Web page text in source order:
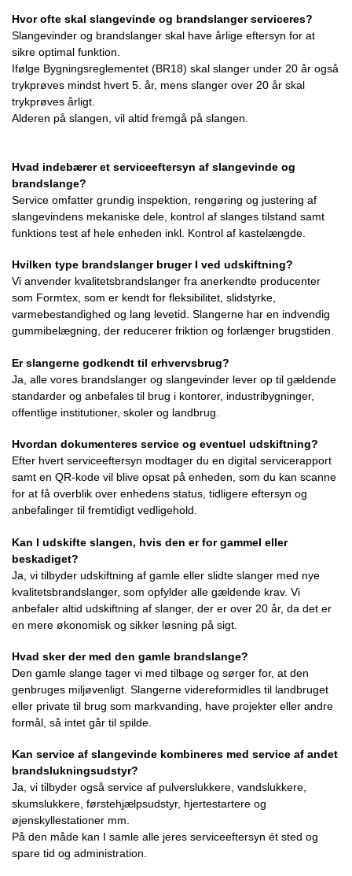
Hvor ofte skal slangevinde og brandslanger serviceres?
Slangevinder og brandslanger skal have årlige eftersyn for at
sikre optimal funktion.
Ifølge Bygningsreglementet (BR18) skal slanger under 20 år også
trykprøves mindst hvert 5. år, mens slanger over 20 år skal
trykprøves årligt.
Alderen på slangen, vil altid fremgå på slangen.
Hvad indebærer et serviceeftersyn af slangevinde og
brandslange?
Service omfatter grundig inspektion, rengøring og justering af
slangevindens mekaniske dele, kontrol af slanges tilstand samt
funktions test af hele enheden inkl. Kontrol af kastelængde.
Hvilken type brandslanger bruger I ved udskiftning?
Vi anvender kvalitetsbrandslanger fra anerkendte producenter
som Formtex, som er kendt for fleksibilitet, slidstyrke,
varmebestandighed og lang levetid. Slangerne har en indvendig
gummibelægning, der reducerer friktion og forlænger brugstiden.
Er slangerne godkendt til erhvervsbrug?
Ja, alle vores brandslanger og slangevinder lever op til gældende
standarder og anbefales til brug i kontorer, industribygninger,
offentlige institutioner, skoler og landbrug.
Hvordan dokumenteres service og eventuel udskiftning?
Efter hvert serviceeftersyn modtager du en digital servicerapport
samt en QR-kode vil blive opsat på enheden, som du kan scanne
for at få overblik over enhedens status, tidligere eftersyn og
anbefalinger til fremtidigt vedligehold.
Kan I udskifte slangen, hvis den er for gammel eller
beskadiget?
Ja, vi tilbyder udskiftning af gamle eller slidte slanger med nye
kvalitetsbrandslanger, som opfylder alle gældende krav. Vi
anbefaler altid udskiftning af slanger, der er over 20 år, da det er
en mere økonomisk og sikker løsning på sigt.
Hvad sker der med den gamle brandslange?
Den gamle slange tager vi med tilbage og sørger for, at den
genbruges miljøvenligt. Slangerne videreformidles til landbruget
eller private til brug som markvanding, have projekter eller andre
formål, så intet går til spilde.
Kan service af slangevinde kombineres med service af andet
brandslukningsudstyr?
Ja, vi tilbyder også service af pulverslukkere, vandslukkere,
skumslukkere, førstehjælpsudstyr, hjertestartere og
øjenskyllestationer mm.
På den måde kan I samle alle jeres serviceeftersyn ét sted og
spare tid og administration.